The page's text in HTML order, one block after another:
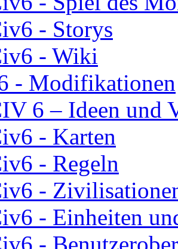
- Storys
- Wiki
- Modifikationen
6 – Ideen und
- Karten
- Regeln
-
- Einheiten